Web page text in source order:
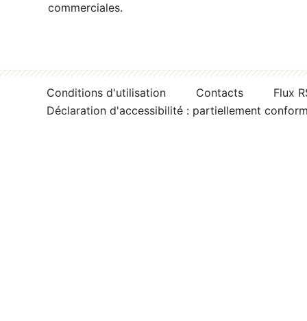
commerciales.
Conditions d'utilisation Contacts
Flux
Déclaration d'accessibilité : partiellement